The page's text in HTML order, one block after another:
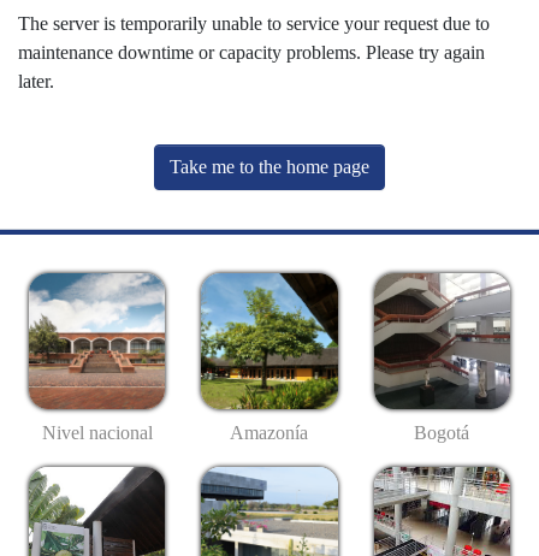
The server is temporarily unable to service your request due to
maintenance downtime or capacity problems. Please try again
later.
Take me to the home page
Nivel nacional Amazonía Bogotá